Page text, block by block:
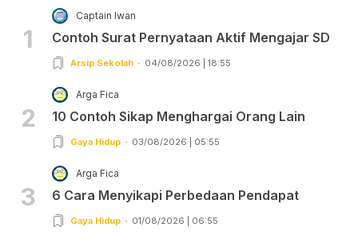
1
Captain Iwan
Contoh Surat Pernyataan Aktif Mengajar SD
Arsip Sekolah 04/08/2026 | 18:55
2
Arga Fica
10 Contoh Sikap Menghargai Orang Lain
Gaya Hidup 03/08/2026 | 05:55
3
Arga Fica
6 Cara Menyikapi Perbedaan Pendapat
Gaya Hidup 01/08/2026 | 06:55